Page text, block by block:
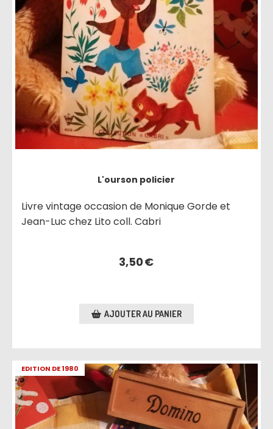
L'ourson policier
Livre vintage occasion de Monique Gorde et
Jean-Luc chez Lito coll. Cabri
3,50€
AJOUTER AU PANIER
EDITION DE 1980